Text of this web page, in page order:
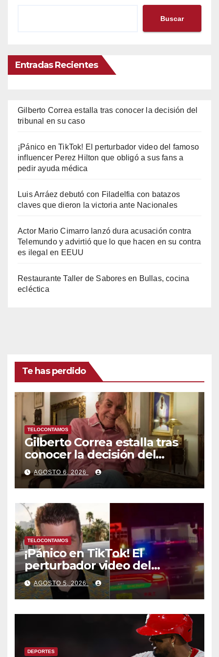
Buscar
Entradas Recientes
Gilberto Correa estalla tras conocer la decisión del
tribunal en su caso
¡Pánico en TikTok! El perturbador video del famoso
influencer Perez Hilton que obligó a sus fans a
pedir ayuda médica
Luis Arráez debutó con Filadelfia con batazos
claves que dieron la victoria ante Nacionales
Actor Mario Cimarro lanzó dura acusación contra
Telemundo y advirtió que lo que hacen en su contra
es ilegal en EEUU
Restaurante Taller de Sabores en Bullas, cocina
ecléctica
Te has perdido
TELOCONTAMOS
Gilberto Correa estalla tras
conocer la decisión del
tribunal en su caso
AGOSTO 6, 2026
TELOCONTAMOS
¡Pánico en TikTok! El
perturbador video del
famoso influencer Perez
Hilton que obligó a sus fans a
pedir ayuda médica
AGOSTO 5, 2026
DEPORTES